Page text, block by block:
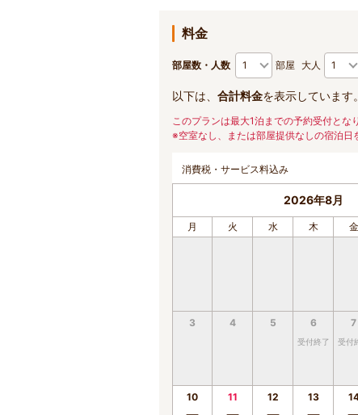
料金
部屋数・人数 部屋 大人
以下は、 合計料金を表示しています
このプランは最大1泊までの予約受付とな
※空室なし、または部屋提供なしの宿泊日
消費税・サービス料込み
2026年8月
月 火 水 木 金
3 4 5 6
受付終了
7
受付
10 11 12 13